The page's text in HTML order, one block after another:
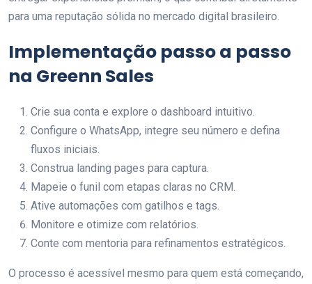
para uma reputação sólida no mercado digital brasileiro.
Implementação passo a passo
na Greenn Sales
Crie sua conta e explore o dashboard intuitivo.
Configure o WhatsApp, integre seu número e defina
fluxos iniciais.
Construa landing pages para captura.
Mapeie o funil com etapas claras no CRM.
Ative automações com gatilhos e tags.
Monitore e otimize com relatórios.
Conte com mentoria para refinamentos estratégicos.
O processo é acessível mesmo para quem está começando,